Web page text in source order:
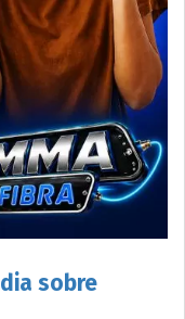
sobre